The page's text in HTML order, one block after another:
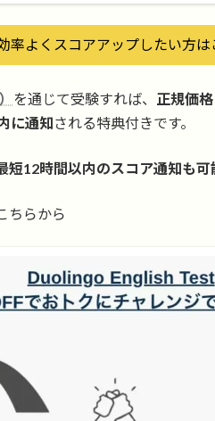
率よくスコアアップしたい方は
を通じて受験すれば、 正規価
に通知される特典付きです。
短12時間以内のスコア通知も可
ちらから